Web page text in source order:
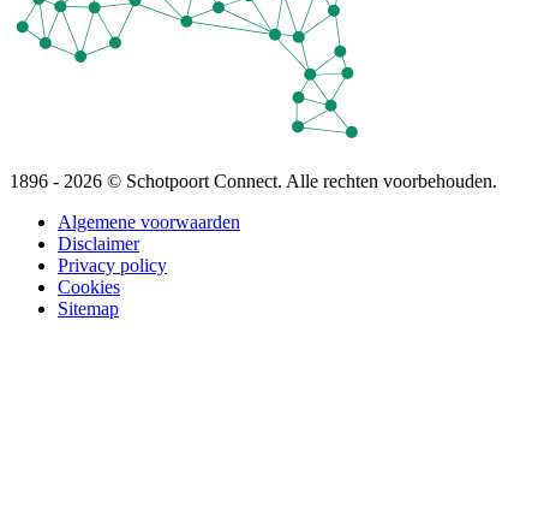
1896 - 2026 © Schotpoort Connect. Alle rechten voorbehouden.
Algemene voorwaarden
Disclaimer
Privacy policy
Cookies
Sitemap